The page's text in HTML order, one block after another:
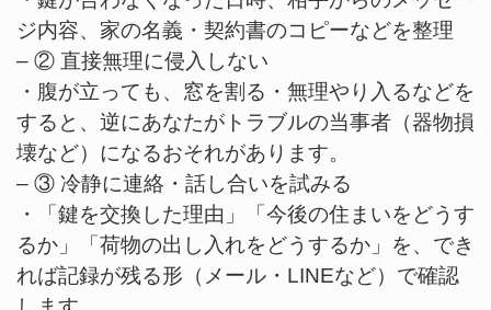
ジ内容、家の名義・契約書のコピーなどを整理
– ② 直接無理に侵入しない
・腹が立っても、窓を割る・無理やり入るなどを
すると、逆にあなたがトラブルの当事者（器物損
壊など）になるおそれがあります。
– ③ 冷静に連絡・話し合いを試みる
・「鍵を交換した理由」「今後の住まいをどうす
るか」「荷物の出し入れをどうするか」を、でき
れば記録が残る形（メール・LINEなど）で確認